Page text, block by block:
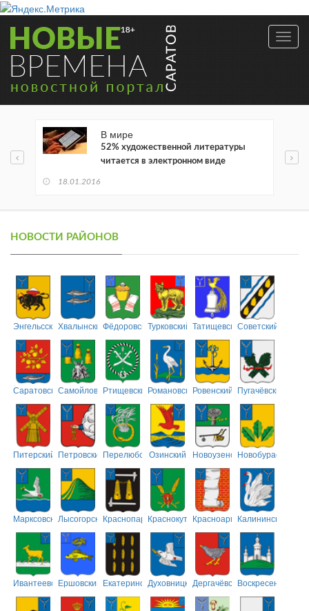
В мире
52% художественной литературы
читается в электронном виде
18.01.2016
НОВОСТИ РАЙОНОВ
ЭнгельсскийХвалынскийФёдоровскийТурковский ТатищевскийСоветский
СаратовскийСамойловскийРтищевскийРомановскийРовенский Пугачёвский
Питерский ПетровскийПерелюбскийОзинский НовоузенскийНовобурасский
МарксовскийЛысогорскийКраснопартизанский
КраснокутскийКрасноармейский
Калининский
ИвантеевскийЕршовский ЕкатериновскийДуховницкийДергачёвскийВоскресенский